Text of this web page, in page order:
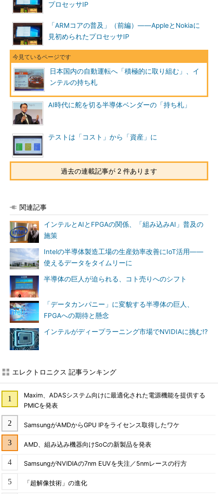
プロセッサIP
「ARMコアの普及」（前編）――AppleとNokiaに
見初められたプロセッサIP
日本国内の自動運転へ「積極的に取り組む」、イ
ンテルの持ち札
AI時代に舵を切る半導体ベンダーの「持ち札」
テストは「コスト」から「資産」に
過去の連載記事が 2 件あります
関連記事
インテルとAIとFPGAの関係、「組み込みAI」普及の
施策
Intelの半導体製造工場の生産効率改善にIoT活用――
使えるデータをタイムリーに
半導体の巨人が迫られる、コト売りへのシフト
「データカンパニー」に変貌する半導体の巨人、
FPGAへの期待と懸念
インテルがディープラーニング市場でNVIDIAに挑む!?
エレクトロニクス 記事ランキング
Maxim、ADASシステム向けに最適化された電源機能を提供する
PMICを発表
SamsungがAMDからGPU IPをライセンス取得したワケ
AMD、組み込み機器向けSoCの新製品を発表
SamsungがNVIDIAの7nm EUVを失注／5nmレースの行方
「超解像技術」の進化